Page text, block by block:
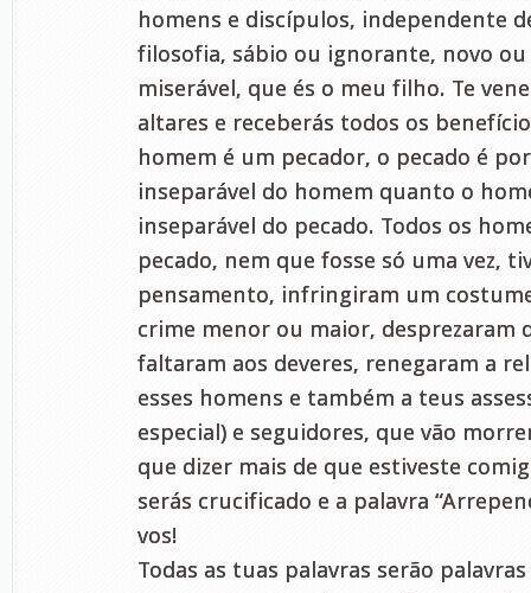
homens e discípulos, independente
filosofia, sábio ou ignorante, novo
miserável, que és o meu filho. Te
altares e receberás todos os
homem é um pecador, o pecado é
inseparável do homem quanto o
inseparável do pecado. Todos os
pecado, nem que fosse só uma vez,
pensamento, infringiram um
crime menor ou maior, desprezaram
faltaram aos deveres, renegaram a
esses homens e também a teus
especial) e seguidores, que vão
que dizer mais de que estiveste
serás crucificado e a palavra
vos!
Todas as tuas palavras serão